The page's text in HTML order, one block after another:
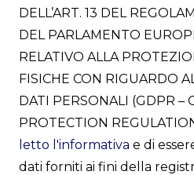
DELL’ART. 13 DEL
DEL PARLAMENTO
RELATIVO ALLA
FISICHE CON RIGUARDO
DATI PERSONALI (GDPR –
PROTECTION
letto l'informativa e di
dati forniti ai fini della